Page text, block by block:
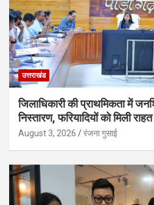
उत्तराखंड
जिलाधिकारी की प्राथमिकता में
निस्तारण, फरियादियों को मिली राहत
August 3, 2026 रंजना गुसाई